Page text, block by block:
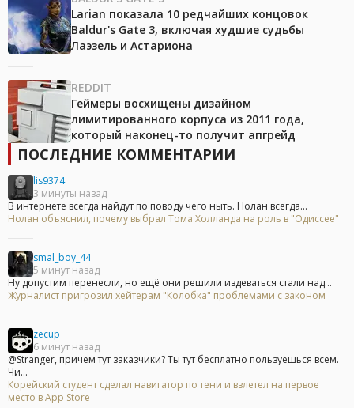
Larian показала 10 редчайших концовок
Baldur's Gate 3, включая худшие судьбы
Лаэзель и Астариона
REDDIT
Геймеры восхищены дизайном
лимитированного корпуса из 2011 года,
который наконец-то получит апгрейд
ПОСЛЕДНИЕ КОММЕНТАРИИ
lis9374
3 минуты назад
В интернете всегда найдут по поводу чего ныть. Нолан всегда...
Нолан объяснил, почему выбрал Тома Холланда на роль в "Одиссее"
smal_boy_44
5 минут назад
Ну допустим перенесли, но ещё они решили издеваться стали над...
Журналист пригрозил хейтерам "Колобка" проблемами с законом
zecup
6 минут назад
@Stranger, причем тут заказчики? Ты тут бесплатно пользуешься всем.
Чи...
Корейский студент сделал навигатор по тени и взлетел на первое
место в App Store